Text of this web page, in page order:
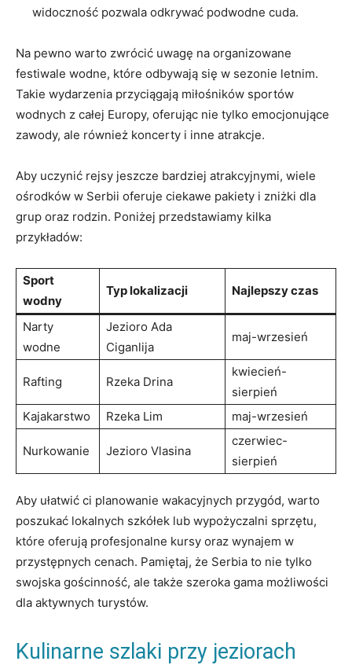
widoczność pozwala⁢ odkrywać podwodne ⁣cuda.
Na pewno⁢ warto zwrócić uwagę na ⁣organizowane
festiwale wodne, które odbywają się w⁣ sezonie letnim.
Takie ⁣wydarzenia przyciągają miłośników sportów
wodnych z całej Europy, oferując nie tylko⁤ emocjonujące
zawody, ale również koncerty ‌i inne atrakcje.
Aby uczynić​ rejsy jeszcze​ bardziej atrakcyjnymi, wiele
ośrodków w Serbii oferuje ciekawe pakiety i zniżki dla
grup ⁢oraz⁣ rodzin. Poniżej przedstawiamy kilka
‍przykładów:
Sport
wodny
Typ lokalizacji Najlepszy czas
Narty
⁣wodne
Jezioro​ Ada
⁢Ciganlija
maj-wrzesień
Rafting Rzeka Drina
kwiecień-
sierpień
Kajakarstwo
Rzeka Lim maj-wrzesień
Nurkowanie Jezioro Vlasina
czerwiec-
sierpień
Aby ułatwić⁣ ci planowanie ⁢wakacyjnych przygód, ​warto​
poszukać lokalnych szkółek lub ​wypożyczalni sprzętu,
które oferują profesjonalne kursy oraz‌ wynajem w
przystępnych cenach. Pamiętaj, że Serbia to nie ⁢tylko​
swojska gościnność, ‍ale także ⁢szeroka gama możliwości
dla⁣ aktywnych turystów.
Kulinarne ‌szlaki przy jeziorach